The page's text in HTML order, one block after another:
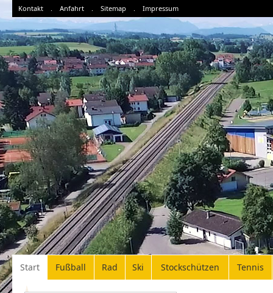
Kontakt . Anfahrt . Sitemap . Impressum
Start Fußball Rad Ski Stockschützen Tennis